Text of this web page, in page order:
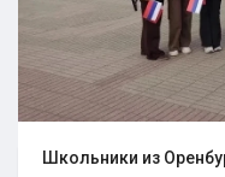
Школьники из